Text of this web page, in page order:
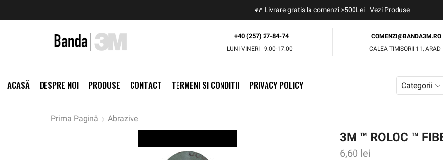
Livrare gratis la comenzi >500Lei Vezi Produse
+40 (257) 27-84-74
LUNI-VINERI | 9:00-17:00
COMENZI@BANDA3M.RO
CALEA TIMISORII 11, ARAD
ACASĂ DESPRE NOI PRODUSE CONTACT TERMENI SI CONDITII PRIVACY POLICY Categorii
Prima Pagină Abrazive
3M ™ ROLOC ™
6,60 lei